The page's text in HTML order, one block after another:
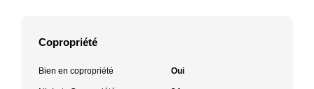
Copropriété
Bien en copropriété Oui